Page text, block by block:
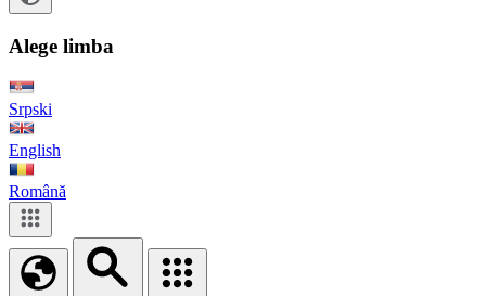
Alege limba
Srpski
English
Română